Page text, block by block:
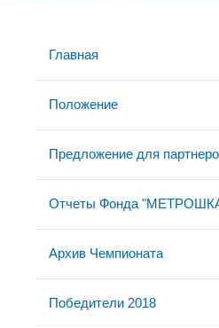
Главная
Положение
Предложение для
Отчеты Фонда
Архив Чемпионата
Победители 2018